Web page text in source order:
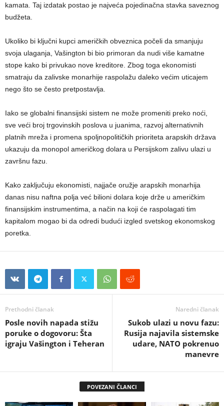
kamata. Taj izdatak postao je najveća pojedinačna stavka saveznog
budžeta.
Ukoliko bi ključni kupci američkih obveznica počeli da smanjuju
svoja ulaganja, Vašington bi bio primoran da nudi više kamatne
stope kako bi privukao nove kreditore. Zbog toga ekonomisti
smatraju da zalivske monarhije raspolažu daleko većim uticajem
nego što se često pretpostavlja.
Iako se globalni finansijski sistem ne može promeniti preko noći,
sve veći broj trgovinskih poslova u juanima, razvoj alternativnih
platnih mreža i promena spoljnopolitičkih prioriteta arapskih država
ukazuju da monopol američkog dolara u Persijskom zalivu ulazi u
završnu fazu.
Kako zaključuju ekonomisti, najjače oružje arapskih monarhija
danas nisu naftna polja već bilioni dolara koje drže u američkim
finansijskim instrumentima, a način na koji će raspolagati tim
kapitalom mogao bi da odredi budući izgled svetskog ekonomskog
poretka.
Prethodni članak
Posle novih napada stižu
poruke o dogovoru: Šta
igraju Vašington i Teheran
Naredni članak
Sukob ulazi u novu fazu:
Rusija najavila sistemske
udare, NATO pokrenuo
manevre
POVEZANI ČLANCI